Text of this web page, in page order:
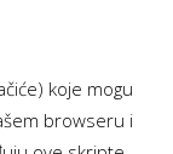
koje mogu
browseru i